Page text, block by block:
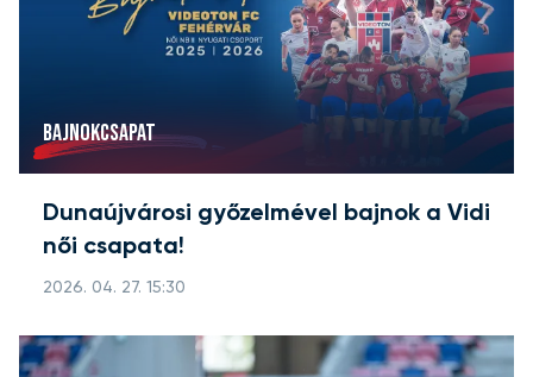
BAJNOKCSAPAT
Dunaújvárosi győzelmével bajnok a Vidi
női csapata!
2026. 04. 27. 15:30